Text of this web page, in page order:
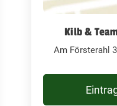
Kilb &
Am Försterahl